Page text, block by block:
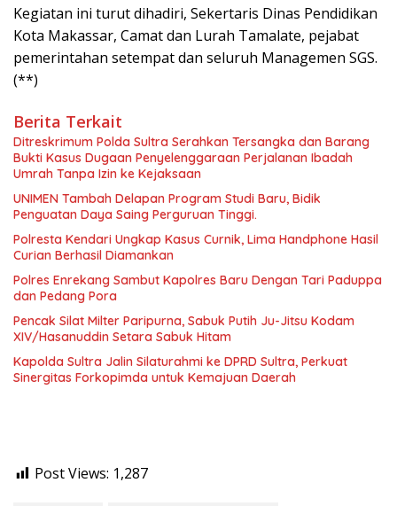
Kegiatan ini turut dihadiri, Sekertaris Dinas Pendidikan
Kota Makassar, Camat dan Lurah Tamalate, pejabat
pemerintahan setempat dan seluruh Managemen SGS.
(**)
Berita Terkait
Ditreskrimum Polda Sultra Serahkan Tersangka dan Barang
Bukti Kasus Dugaan Penyelenggaraan Perjalanan Ibadah
Umrah Tanpa Izin ke Kejaksaan
UNIMEN Tambah Delapan Program Studi Baru, Bidik
Penguatan Daya Saing Perguruan Tinggi.
Polresta Kendari Ungkap Kasus Curnik, Lima Handphone Hasil
Curian Berhasil Diamankan
Polres Enrekang Sambut Kapolres Baru Dengan Tari Paduppa
dan Pedang Pora
Pencak Silat Milter Paripurna, Sabuk Putih Ju-Jitsu Kodam
XIV/Hasanuddin Setara Sabuk Hitam
Kapolda Sultra Jalin Silaturahmi ke DPRD Sultra, Perkuat
Sinergitas Forkopimda untuk Kemajuan Daerah
Post Views: 1,287